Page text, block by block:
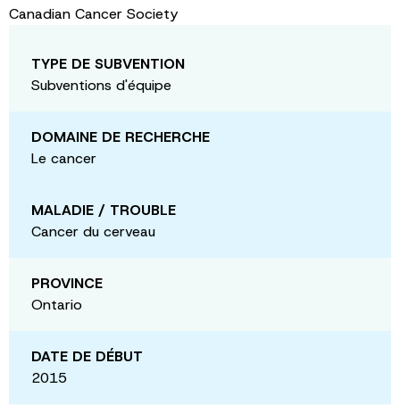
Canadian Cancer Society
TYPE DE SUBVENTION
Subventions d'équipe
DOMAINE DE RECHERCHE
Le cancer
MALADIE / TROUBLE
Cancer du cerveau
PROVINCE
Ontario
DATE DE DÉBUT
2015